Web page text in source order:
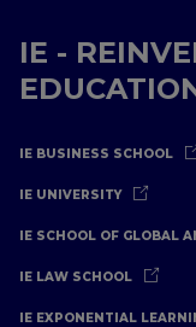
IE -
IE BUSINESS SCHOOL
IE UNIVERSITY
IE SCHOOL OF GLOBAL
IE LAW SCHOOL
IE EXPONENTIAL